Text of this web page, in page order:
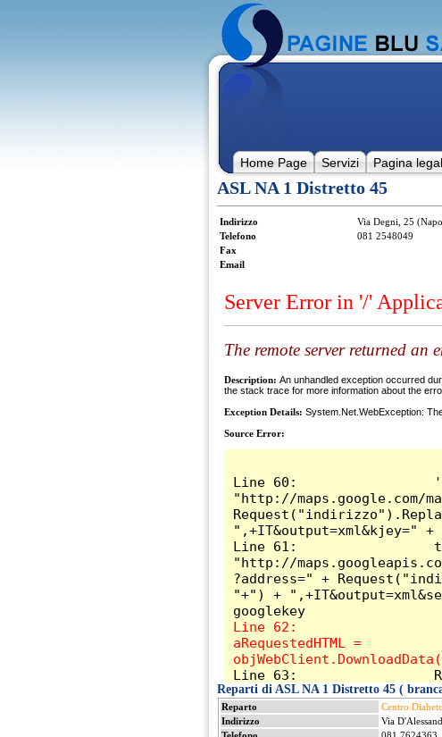
Home Page Servizi Pagina
ASL NA 1 Distretto 45
Indirizzo
Via Degni, 25
Telefono
081 2548049
Fax
Email
Reparti di ASL NA 1 Distretto 45 (
Reparto
Centro
Indirizzo
Via